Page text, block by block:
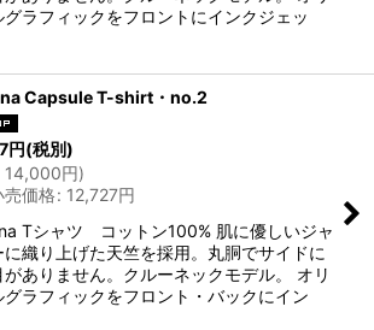
グラフィックをフロントにインクジェッ
Capsule T-shirt・no.2
円(税別)
14,000円)
売価格: 12,727円
Tシャツ コットン100% 肌に優しいジャ
に織り上げた天竺を採用。丸胴でサイドに
がありません。クルーネックモデル。 オリ
グラフィックをフロント・バックにイン